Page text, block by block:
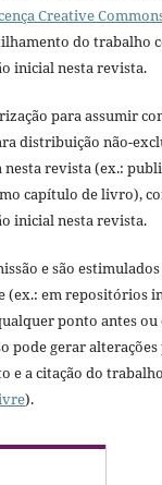
Creative
do trabalho
inicial nesta revista.
para assumir
distribuição não-
revista (ex.:
capítulo de livro),
inicial nesta revista.
e são
(ex.: em repositórios
ponto antes
pode gerar
e a citação do
).